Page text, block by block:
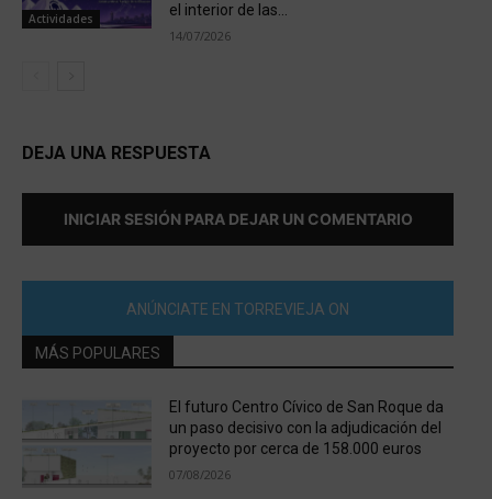
Actividades
el interior de las...
14/07/2026
DEJA UNA RESPUESTA
INICIAR SESIÓN PARA DEJAR UN COMENTARIO
ANÚNCIATE EN TORREVIEJA ON
MÁS POPULARES
El futuro Centro Cívico de San Roque da
un paso decisivo con la adjudicación del
proyecto por cerca de 158.000 euros
07/08/2026